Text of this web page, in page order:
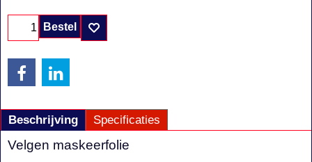
Bestel
Beschrijving Specificaties
Velgen maskeerfolie